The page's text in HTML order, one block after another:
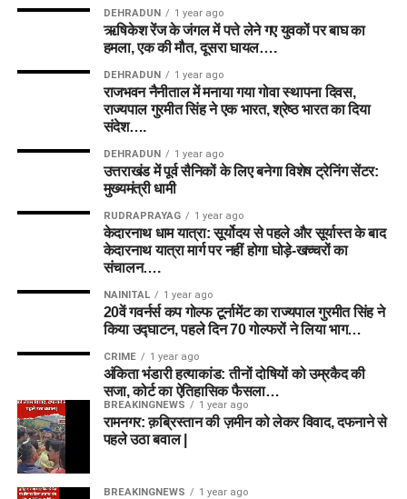
DEHRADUN 1 year ago
ऋषिकेश रेंज के जंगल में पत्ते लेने गए युवकों पर बाघ का
हमला, एक की मौत, दूसरा घायल….
DEHRADUN 1 year ago
राजभवन नैनीताल में मनाया गया गोवा स्थापना दिवस,
राज्यपाल गुरमीत सिंह ने एक भारत, श्रेष्ठ भारत का दिया
संदेश….
DEHRADUN 1 year ago
उत्तराखंड में पूर्व सैनिकों के लिए बनेगा विशेष ट्रेनिंग सेंटर:
मुख्यमंत्री धामी
RUDRAPRAYAG 1 year ago
केदारनाथ धाम यात्रा: सूर्योदय से पहले और सूर्यास्त के बाद
केदारनाथ यात्रा मार्ग पर नहीं होगा घोड़े-खच्चरों का
संचालन….
NAINITAL 1 year ago
20वें गवर्नर्स कप गोल्फ टूर्नामेंट का राज्यपाल गुरमीत सिंह ने
किया उद्घाटन, पहले दिन 70 गोल्फरों ने लिया भाग…
CRIME 1 year ago
अंकिता भंडारी हत्याकांड: तीनों दोषियों को उम्रकैद की
सजा, कोर्ट का ऐतिहासिक फैसला…
BREAKINGNEWS 1 year ago
रामनगर: क़ब्रिस्तान की ज़मीन को लेकर विवाद, दफनाने से
पहले उठा बवाल |
BREAKINGNEWS 1 year ago